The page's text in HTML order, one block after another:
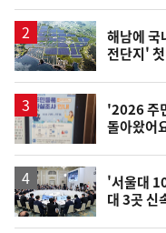
해남에
전단지'
'2026 주
돌아왔어
'서울대
대 3곳 신